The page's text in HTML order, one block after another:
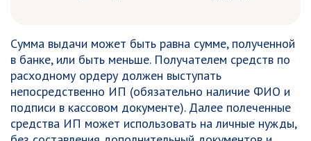
Сумма выдачи может быть равна сумме, полученной
в банке, или быть меньше. Получателем средств по
расходному ордеру должен выступать
непосредственно ИП (обязательно наличие ФИО и
подписи в кассовом документе). Далее полеченные
средства ИП может использовать на личные нужды,